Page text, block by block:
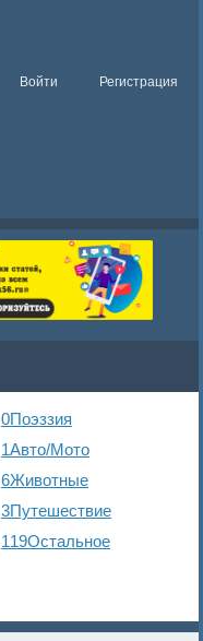
Войти Регистрация
0Поэззия
1Авто/Мото
6Животные
3Путешествие
119Остальное